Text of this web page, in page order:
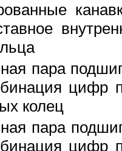
пара
цифр
колец
пара
цифр